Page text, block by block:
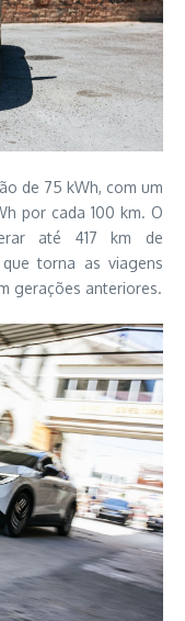
de 75 kWh, com um
por cada 100 km. O
até 417 km de
torna as viagens
gerações anteriores.